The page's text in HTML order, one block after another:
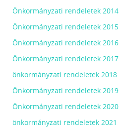
Önkormányzati rendeletek 2014
Önkormányzati rendeletek 2015
Önkormányzati rendeletek 2016
Önkormányzati rendeletek 2017
önkormányzati rendeletek 2018
Önkormányzati rendeletek 2019
Önkormányzati rendeletek 2020
önkormányzati rendeletek 2021